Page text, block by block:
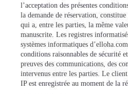
l’acceptation des présentes
la demande de réservation,
qui a, entre les parties, la même
manuscrite. Les registres
systèmes informatiques
conditions raisonnables de sécurité
preuves des communications, des
intervenus entre les parties. Le
IP est enregistrée au moment de la